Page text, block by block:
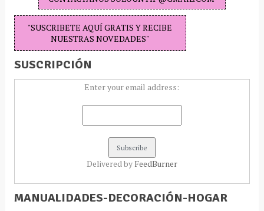
"SUSCRIBETE AQUÍ GRATIS Y RECIBE
NUESTRAS NOVEDADES"
SUSCRIPCIÓN
Enter your email address:
Delivered by FeedBurner
MANUALIDADES-DECORACIÓN-HOGAR